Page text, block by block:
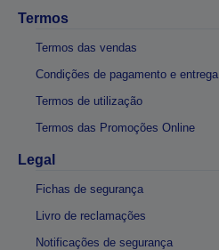
Termos
Termos das vendas
Condições de pagamento e entrega
Termos de utilização
Termos das Promoções Online
Legal
Fichas de segurança
Livro de reclamações
Notificações de segurança